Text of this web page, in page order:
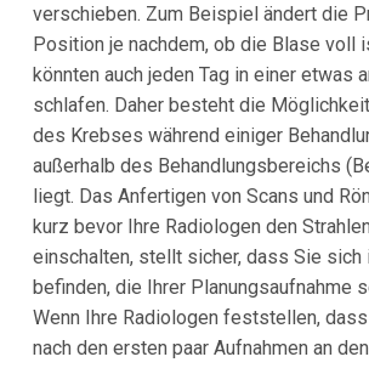
verschieben. Zum Beispiel ändert die
Position je nachdem, ob die Blase voll
könnten auch jeden Tag in einer etwas
schlafen. Daher besteht die
des Krebses während einiger
außerhalb des Behandlungsbereichs
liegt. Das Anfertigen von Scans und
kurz bevor Ihre Radiologen den
einschalten, stellt sicher, dass Sie sich
befinden, die Ihrer Planungsaufnahme
Wenn Ihre Radiologen feststellen,
nach den ersten paar Aufnahmen an